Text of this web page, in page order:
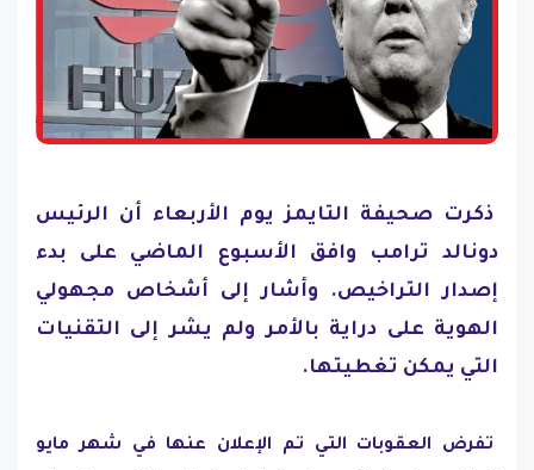
ذكرت صحيفة التايمز يوم الأربعاء أن الرئيس
دونالد ترامب وافق الأسبوع الماضي على بدء
إصدار التراخيص. وأشار إلى أشخاص مجهولي
الهوية على دراية بالأمر ولم يشر إلى التقنيات
التي يمكن تغطيتها.
تفرض العقوبات التي تم الإعلان عنها في شهر مايو